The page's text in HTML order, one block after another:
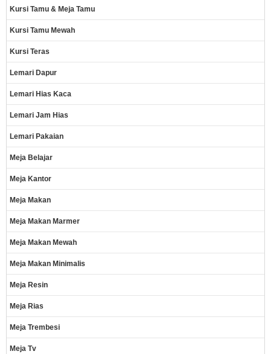
Kursi Tamu & Meja Tamu
Kursi Tamu Mewah
Kursi Teras
Lemari Dapur
Lemari Hias Kaca
Lemari Jam Hias
Lemari Pakaian
Meja Belajar
Meja Kantor
Meja Makan
Meja Makan Marmer
Meja Makan Mewah
Meja Makan Minimalis
Meja Resin
Meja Rias
Meja Trembesi
Meja Tv